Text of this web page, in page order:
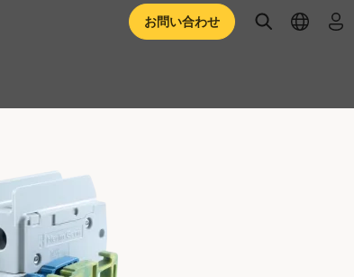
お問い合わせ openopen